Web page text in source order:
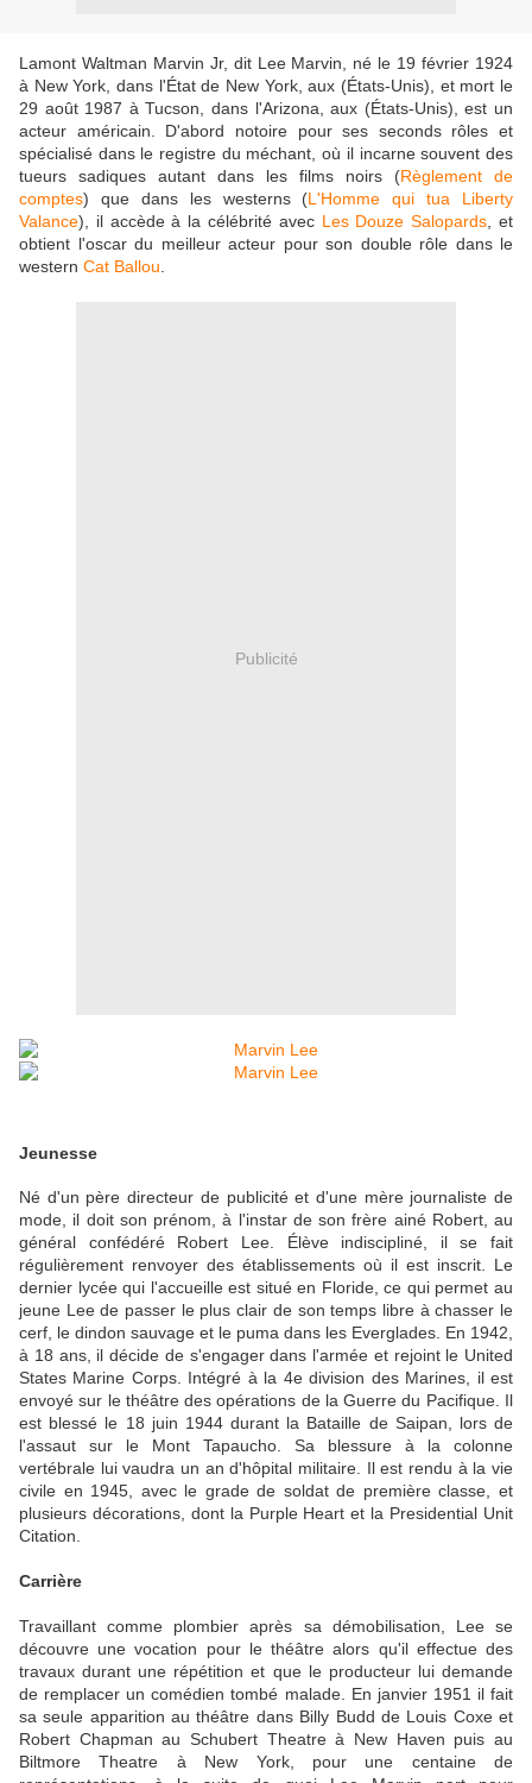
Lamont Waltman Marvin Jr, dit Lee Marvin, né le 19 février 1924
à New York, dans l'État de New York, aux (États-Unis), et mort le
29 août 1987 à Tucson, dans l'Arizona, aux (États-Unis), est un
acteur américain. D'abord notoire pour ses seconds rôles et
spécialisé dans le registre du méchant, où il incarne souvent des
tueurs sadiques autant dans les films noirs (Règlement de
comptes) que dans les westerns (L'Homme qui tua Liberty
Valance), il accède à la célébrité avec Les Douze Salopards , et
obtient l'oscar du meilleur acteur pour son double rôle dans le
western Cat Ballou
Publicité
Jeunesse
Né d'un père directeur de publicité et d'une mère journaliste de
mode, il doit son prénom, à l'instar de son frère ainé Robert, au
général confédéré Robert Lee. Élève indiscipliné, il se fait
régulièrement renvoyer des établissements où il est inscrit. Le
dernier lycée qui l'accueille est situé en Floride, ce qui permet au
jeune Lee de passer le plus clair de son temps libre à chasser le
cerf, le dindon sauvage et le puma dans les Everglades. En 1942,
à 18 ans, il décide de s'engager dans l'armée et rejoint le United
States Marine Corps. Intégré à la 4e division des Marines, il est
envoyé sur le théâtre des opérations de la Guerre du Pacifique. Il
est blessé le 18 juin 1944 durant la Bataille de Saipan, lors de
l'assaut sur le Mont Tapaucho. Sa blessure à la colonne
vertébrale lui vaudra un an d'hôpital militaire. Il est rendu à la vie
civile en 1945, avec le grade de soldat de première classe, et
plusieurs décorations, dont la Purple Heart et la Presidential Unit
Citation.
Carrière
Travaillant comme plombier après sa démobilisation, Lee se
découvre une vocation pour le théâtre alors qu'il effectue des
travaux durant une répétition et que le producteur lui demande
de remplacer un comédien tombé malade. En janvier 1951 il fait
sa seule apparition au théâtre dans Billy Budd de Louis Coxe et
Robert Chapman au Schubert Theatre à New Haven puis au
Biltmore Theatre à New York, pour une centaine de